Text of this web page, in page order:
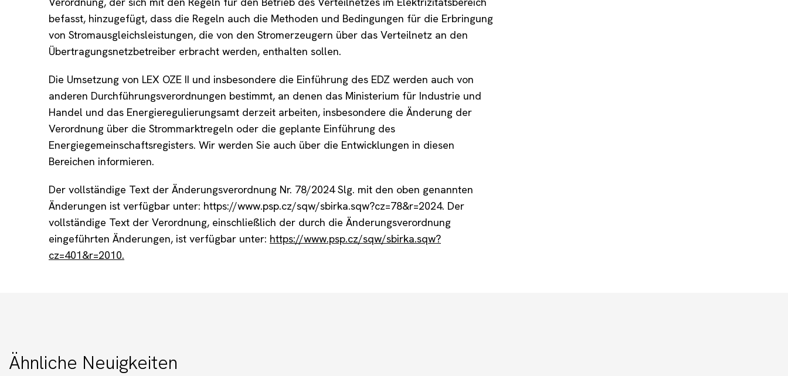
befasst, hinzugefügt, dass die Regeln auch die Methoden und Bedingungen für die Erbringung
von Stromausgleichsleistungen, die von den Stromerzeugern über das Verteilnetz an den
Übertragungsnetzbetreiber erbracht werden, enthalten sollen.
Die Umsetzung von LEX OZE II und insbesondere die Einführung des EDZ werden auch von
anderen Durchführungsverordnungen bestimmt, an denen das Ministerium für Industrie und
Handel und das Energieregulierungsamt derzeit arbeiten, insbesondere die Änderung der
Verordnung über die Strommarktregeln oder die geplante Einführung des
Energiegemeinschaftsregisters. Wir werden Sie auch über die Entwicklungen in diesen
Bereichen informieren.
Der vollständige Text der Änderungsverordnung Nr. 78/2024 Slg. mit den oben genannten
Änderungen ist verfügbar unter: https://www.psp.cz/sqw/sbirka.sqw?cz=78&r=2024. Der
vollständige Text der Verordnung, einschließlich der durch die Änderungsverordnung
eingeführten Änderungen, ist verfügbar unter: https://www.psp.cz/sqw/sbirka.sqw?
cz=401&r=2010.
Ähnliche Neuigkeiten